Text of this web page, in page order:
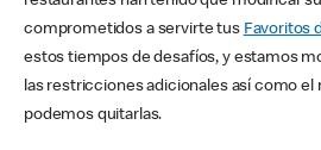
comprometidos a servirte tus Favoritos
estos tiempos de desafíos, y estamos
las restricciones adicionales así como
podemos quitarlas.